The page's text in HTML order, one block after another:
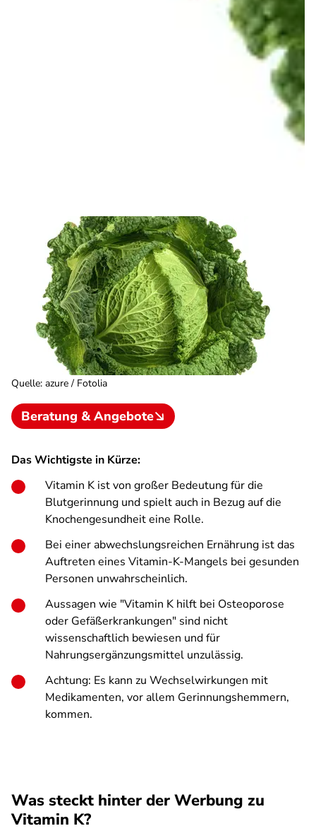
Quelle: azure / Fotolia
Beratung & Angebote
Das Wichtigste in Kürze:
Vitamin K ist von großer Bedeutung für die
Blutgerinnung und spielt auch in Bezug auf die
Knochengesundheit eine Rolle.
Bei einer abwechslungsreichen Ernährung ist das
Auftreten eines Vitamin-K-Mangels bei gesunden
Personen unwahrscheinlich.
Aussagen wie "Vitamin K hilft bei Osteoporose
oder Gefäßerkrankungen" sind nicht
wissenschaftlich bewiesen und für
Nahrungsergänzungsmittel unzulässig.
Achtung: Es kann zu Wechselwirkungen mit
Medikamenten, vor allem Gerinnungshemmern,
kommen.
Was steckt hinter der Werbung zu
Vitamin K?